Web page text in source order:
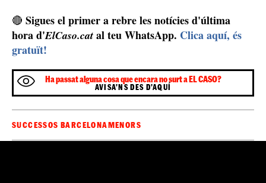
🔴 Sigues el primer a rebre les notícies d'última
hora d'ElCaso.cat al teu WhatsApp. Clica aquí, és
gratuït!
Ha passat alguna cosa que encara no surt a EL CASO?
AVISA'NS DES D'AQUÍ
SUCCESSOS BARCELONAMENORS